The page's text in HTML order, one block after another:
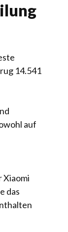
14.541
auf
Xiaomi
das